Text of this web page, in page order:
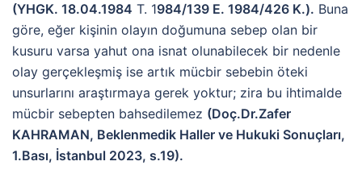
(YHGK. 18.04.1984 T. 1984/139 E. 1984/426 K.). Buna
göre, eğer kişinin olayın doğumuna sebep olan bir
kusuru varsa yahut ona isnat olunabilecek bir nedenle
olay gerçekleşmiş ise artık mücbir sebebin öteki
unsurlarını araştırmaya gerek yoktur; zira bu ihtimalde
mücbir sebepten bahsedilemez (Doç.Dr.Zafer
KAHRAMAN, Beklenmedik Haller ve Hukuki Sonuçları,
1.Bası, İstanbul 2023, s.19).